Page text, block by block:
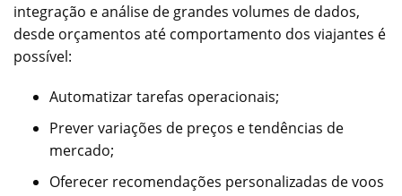
integração e análise de grandes volumes de dados,
desde orçamentos até comportamento dos viajantes é
possível:
Automatizar tarefas operacionais;
Prever variações de preços e tendências de
mercado;
Oferecer recomendações personalizadas de voos